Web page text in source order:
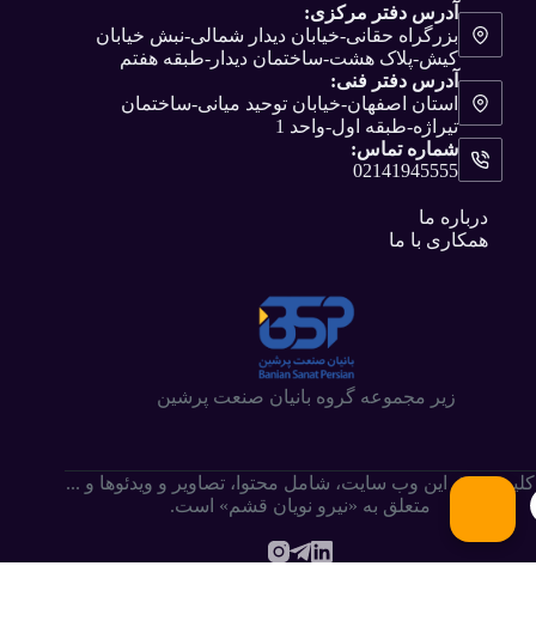
آدرس دفتر مرکزی:
بزرگراه حقانی-خیابان دیدار شمالی-نبش خیابان
کیش-پلاک هشت-ساختمان دیدار-طبقه هفتم
آدرس دفتر فنی:
استان اصفهان-خیابان توحید میانی-ساختمان
تیراژه-طبقه اول-واحد 1
شماره تماس:
02141945555
درباره ما
همکاری با ما
زیر مجموعه گروه بانیان صنعت پرشین
کلیه حقوق این وب سایت،‌ شامل محتوا، تصاویر و ویدئوها و ...
متعلق به «نیرو نویان قشم» است.